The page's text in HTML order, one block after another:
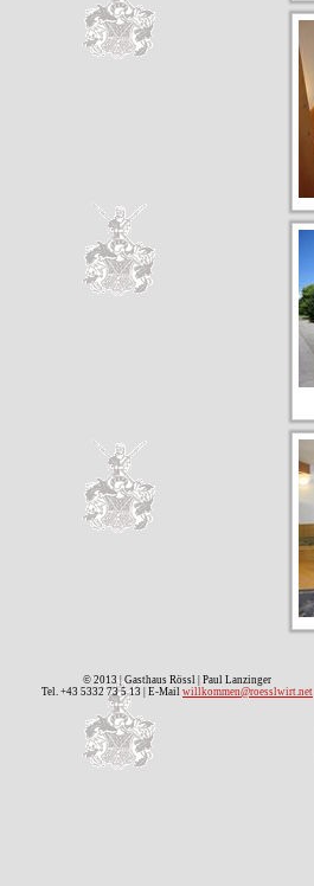
© 2013 | Gasthaus Rössl | Paul Lanzinger
Tel. +43 5332 73 5 13 | E-Mail willkommen@roesslwirt.net